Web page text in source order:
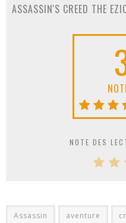
ASSASSIN'S CREED THE
NOTE DES
Assassin aventure